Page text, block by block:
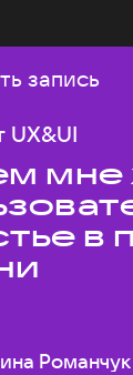
запись
UX&UI
мне
в
Романчук